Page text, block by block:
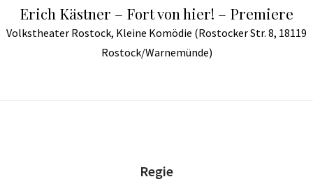
Erich Kästner – Fort von hier! – Premiere
Volkstheater Rostock, Kleine Komödie (Rostocker Str. 8, 18119
Rostock/Warnemünde)
Regie